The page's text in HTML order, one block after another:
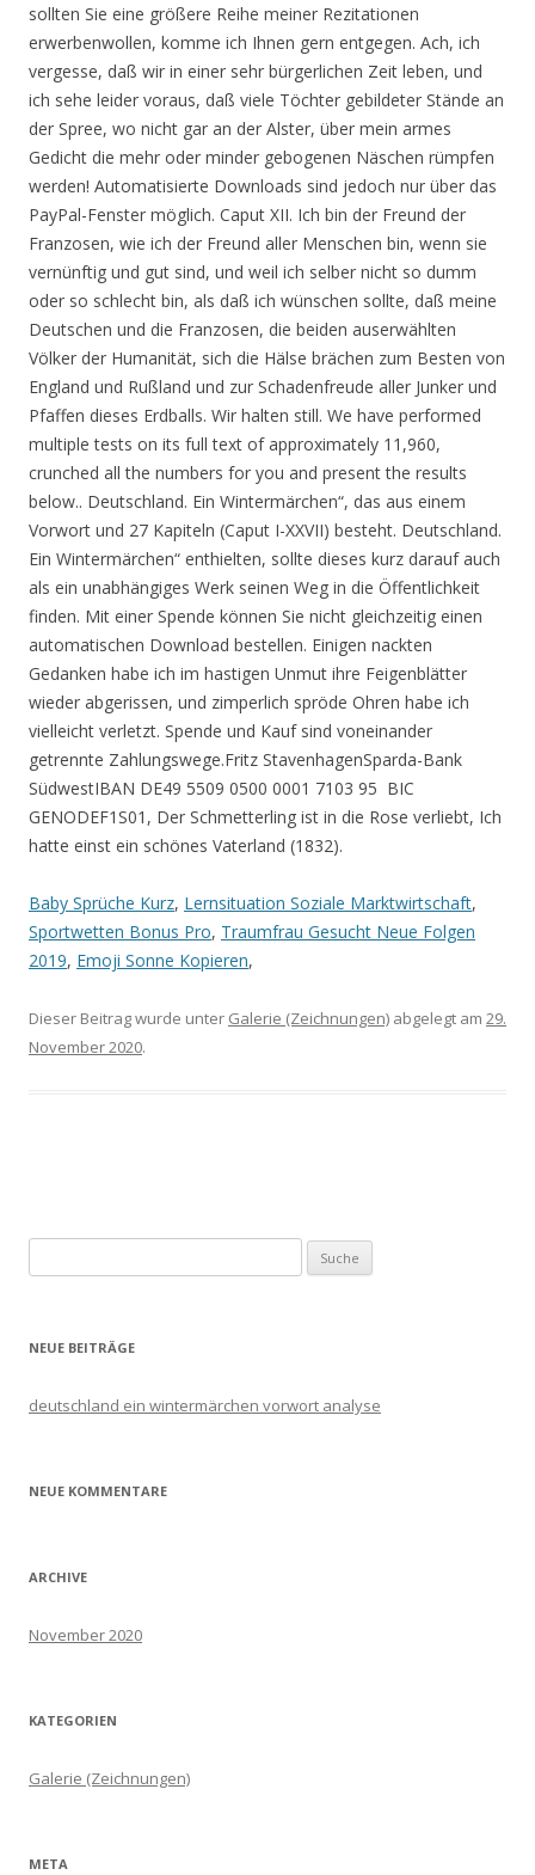
Baby Sprüche Kurz, Lernsituation Soziale Marktwirtschaft,
Sportwetten Bonus Pro, Traumfrau Gesucht Neue Folgen
2019, Emoji Sonne Kopieren,
Dieser Beitrag wurde unter Galerie (Zeichnungen) abgelegt am 29.
November 2020.
nach:
NEUE BEITRÄGE
deutschland ein wintermärchen vorwort analyse
NEUE KOMMENTARE
ARCHIVE
November 2020
KATEGORIEN
Galerie (Zeichnungen)
META